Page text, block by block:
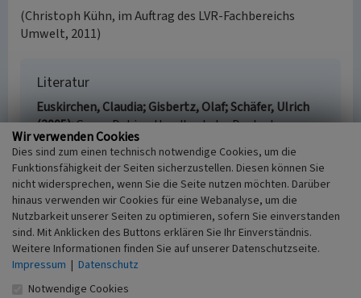
(Christoph Kühn, im Auftrag des LVR-Fachbereichs
Umwelt, 2011)
Literatur
Euskirchen, Claudia; Gisbertz, Olaf; Schäfer, Ulrich
(2005) Georg Dehio - Handbuch der Deutschen
Kunstdenkmäler. Nordrhein-Westfalen I, Rheinland.
(Neubearbeitung durch die Dehio-Vereinigung). 218-
219, München.
Landschaftsverband Rheinland (Hrsg.)
(2007) Jakobswege. Wege der Jakobspilger im
Rheinland. Band 2: In 13 Etappen von Köln und Bonn
über Trier nach Perl/Schengen am Dreiländereck
von Deutschland, Luxemburg und Frankreich. 46,
Köln (3. Auflage).
Wir verwenden Cookies
Dies sind zum einen technisch notwendige Cookies, um die
Funktionsfähigkeit der Seiten sicherzustellen. Diesen können Sie
nicht widersprechen, wenn Sie die Seite nutzen möchten. Darüber
hinaus verwenden wir Cookies für eine Webanalyse, um die
Nutzbarkeit unserer Seiten zu optimieren, sofern Sie einverstanden
sind. Mit Anklicken des Buttons erklären Sie Ihr Einverständnis.
Weitere Informationen finden Sie auf unserer Datenschutzseite.
Impressum | Datenschutz
Notwendige Cookies